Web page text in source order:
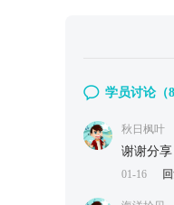
学员讨论（8
秋日枫叶
谢谢分享
01-16